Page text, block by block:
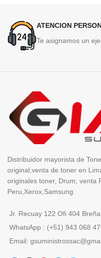
ATENCION
Te asignamos un
Distribuidor mayorista de
original,venta de toner en
originales toner, Drum, venta
Peru,Xerox,Samsung.
Jr. Recuay 122 Ofi 404
WhatsApp : (+51) 943 068
Email: